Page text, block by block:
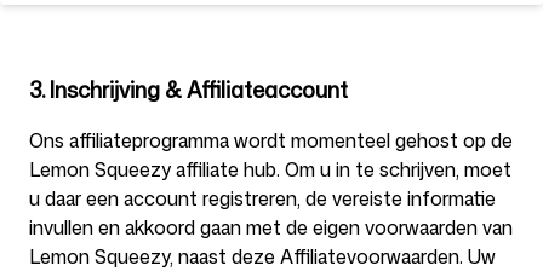
3. Inschrijving & Affiliateaccount
Ons affiliateprogramma wordt momenteel gehost op de
Lemon Squeezy affiliate hub. Om u in te schrijven, moet
u daar een account registreren, de vereiste informatie
invullen en akkoord gaan met de eigen voorwaarden van
Lemon Squeezy, naast deze Affiliatevoorwaarden. Uw